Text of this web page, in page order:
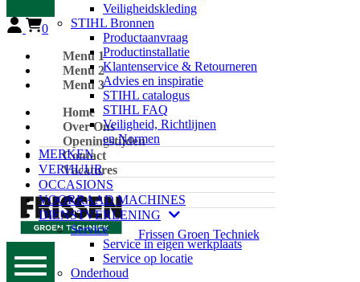
Veiligheidskleding
STIHL Bronnen
Productaanvraag
Productinstallatie
Klantenservice & Retourneren
Advies en inspiratie
STIHL catalogus
STIHL FAQ
Veiligheid, Richtlijnen
en Normen
MERKEN
VERHUUR
OCCASIONS
VOORRAAD MACHINES
DIENSTVERLENING
Service
Service in eigen werkplaats
Service op locatie
Onderhoud
0
Menu 1
Menu 2
Menu 3
Home
Over Ons
Openingstijden
Contact
Vacatures
Frissen Groen Techniek